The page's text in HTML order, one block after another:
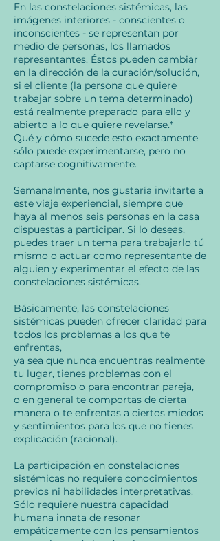
En las constelaciones sistémicas, las
imágenes interiores - conscientes o
inconscientes - se representan por
medio de personas, los llamados
representantes. Éstos pueden cambiar
en la dirección de la curación/solución,
si el cliente (la persona que quiere
trabajar sobre un tema determinado)
está realmente preparado para ello y
abierto a lo que quiere revelarse.*
Qué y cómo sucede esto exactamente
sólo puede experimentarse, pero no
captarse cognitivamente.
Semanalmente, nos gustaría invitarte a
este viaje experiencial, siempre que
haya al menos seis personas en la casa
dispuestas a participar. Si lo deseas,
puedes traer un tema para trabajarlo tú
mismo o actuar como representante de
alguien y experimentar el efecto de las
constelaciones sistémicas.
Básicamente, las constelaciones
sistémicas pueden ofrecer claridad para
todos los problemas a los que te
enfrentas,
ya sea que nunca encuentras realmente
tu lugar, tienes problemas con el
compromiso o para encontrar pareja,
o en general te comportas de cierta
manera o te enfrentas a ciertos miedos
y sentimientos para los que no tienes
explicación (racional).
La participación en constelaciones
sistémicas no requiere conocimientos
previos ni habilidades interpretativas.
Sólo requiere nuestra capacidad
humana innata de resonar
empáticamente con los pensamientos